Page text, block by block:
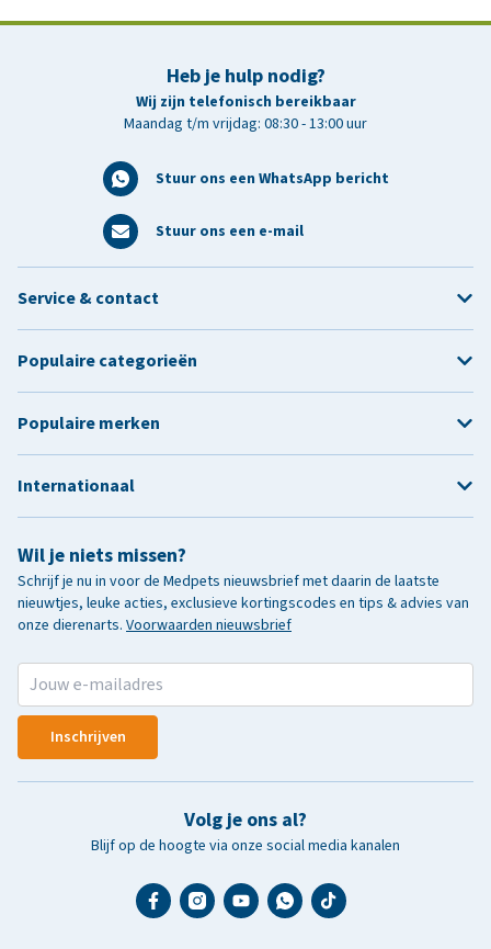
Heb je hulp nodig?
Wij zijn telefonisch bereikbaar
Maandag t/m vrijdag: 08:30 - 13:00 uur
Stuur ons een WhatsApp bericht
Stuur ons een e-mail
Wil je niets missen?
Schrijf je nu in voor de Medpets nieuwsbrief met daarin de laatste
nieuwtjes, leuke acties, exclusieve kortingscodes en tips & advies van
onze dierenarts. Voorwaarden nieuwsbrief
Inschrijven
Volg je ons al?
Blijf op de hoogte via onze social media kanalen
Service & contact
Populaire categorieën
Populaire merken
Internationaal